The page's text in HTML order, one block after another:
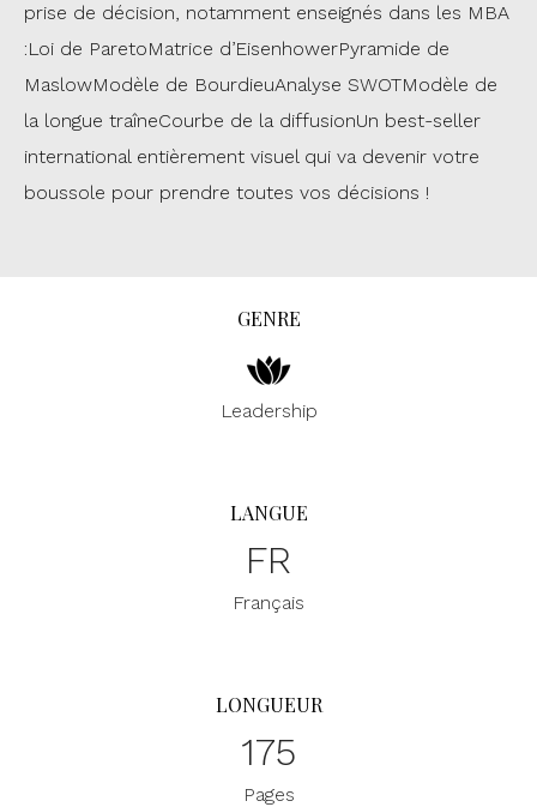
prise de décision, notamment enseignés dans les MBA
:Loi de ParetoMatrice d’EisenhowerPyramide de
MaslowModèle de BourdieuAnalyse SWOTModèle de
la longue traîneCourbe de la diffusionUn best-seller
international entièrement visuel qui va devenir votre
boussole pour prendre toutes vos décisions !
GENRE
Leadership
LANGUE
FR
Français
LONGUEUR
175
Pages